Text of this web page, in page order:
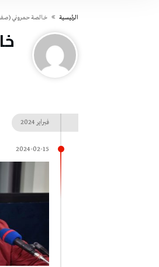
‫الرئيسية‬ خالصة حمروني (‫صفحة‬ 22)
فبراير 2024
2024-02-15